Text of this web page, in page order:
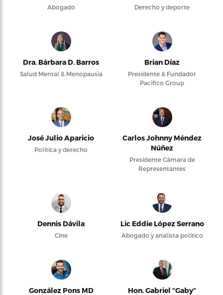
Abogado Derecho y deporte
Dra. Bárbara D. Barros
Salud Mental & Menopausia
Brian Díaz
Presidente & Fundador
Pacifico Group
José Julio Aparicio
Política y derecho
Carlos Johnny Méndez
Núñez
Presidente Cámara de
Representantes
Dennis Dávila
Cine
Lic Eddie López Serrano
Abogado y analista político
González Pons MD
Hon. Gabriel “Gaby”